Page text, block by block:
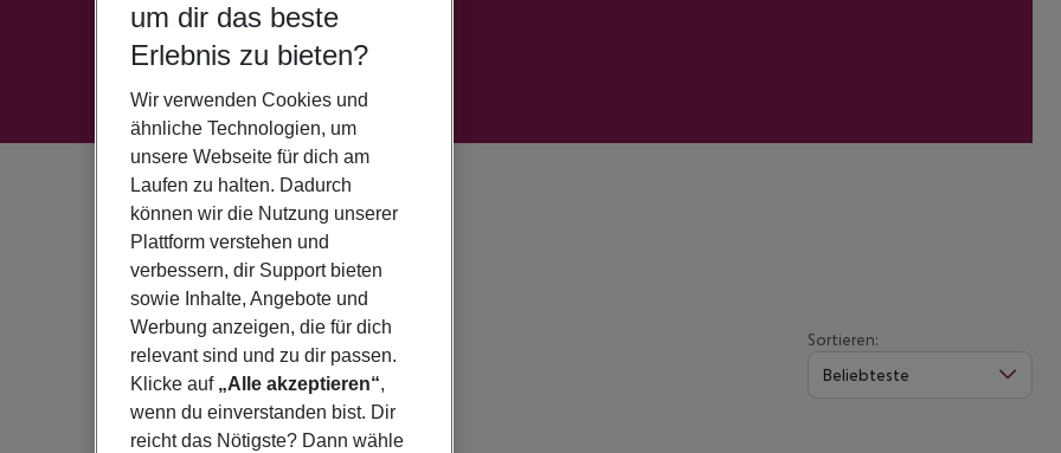
Sortieren:
Beliebteste
um dir das beste
Erlebnis zu bieten?
Wir verwenden Cookies und
ähnliche Technologien, um
unsere Webseite für dich am
Laufen zu halten. Dadurch
können wir die Nutzung unserer
Plattform verstehen und
verbessern, dir Support bieten
sowie Inhalte, Angebote und
Werbung anzeigen, die für dich
relevant sind und zu dir passen.
Klicke auf „Alle akzeptieren“,
wenn du einverstanden bist. Dir
reicht das Nötigste? Dann wähle